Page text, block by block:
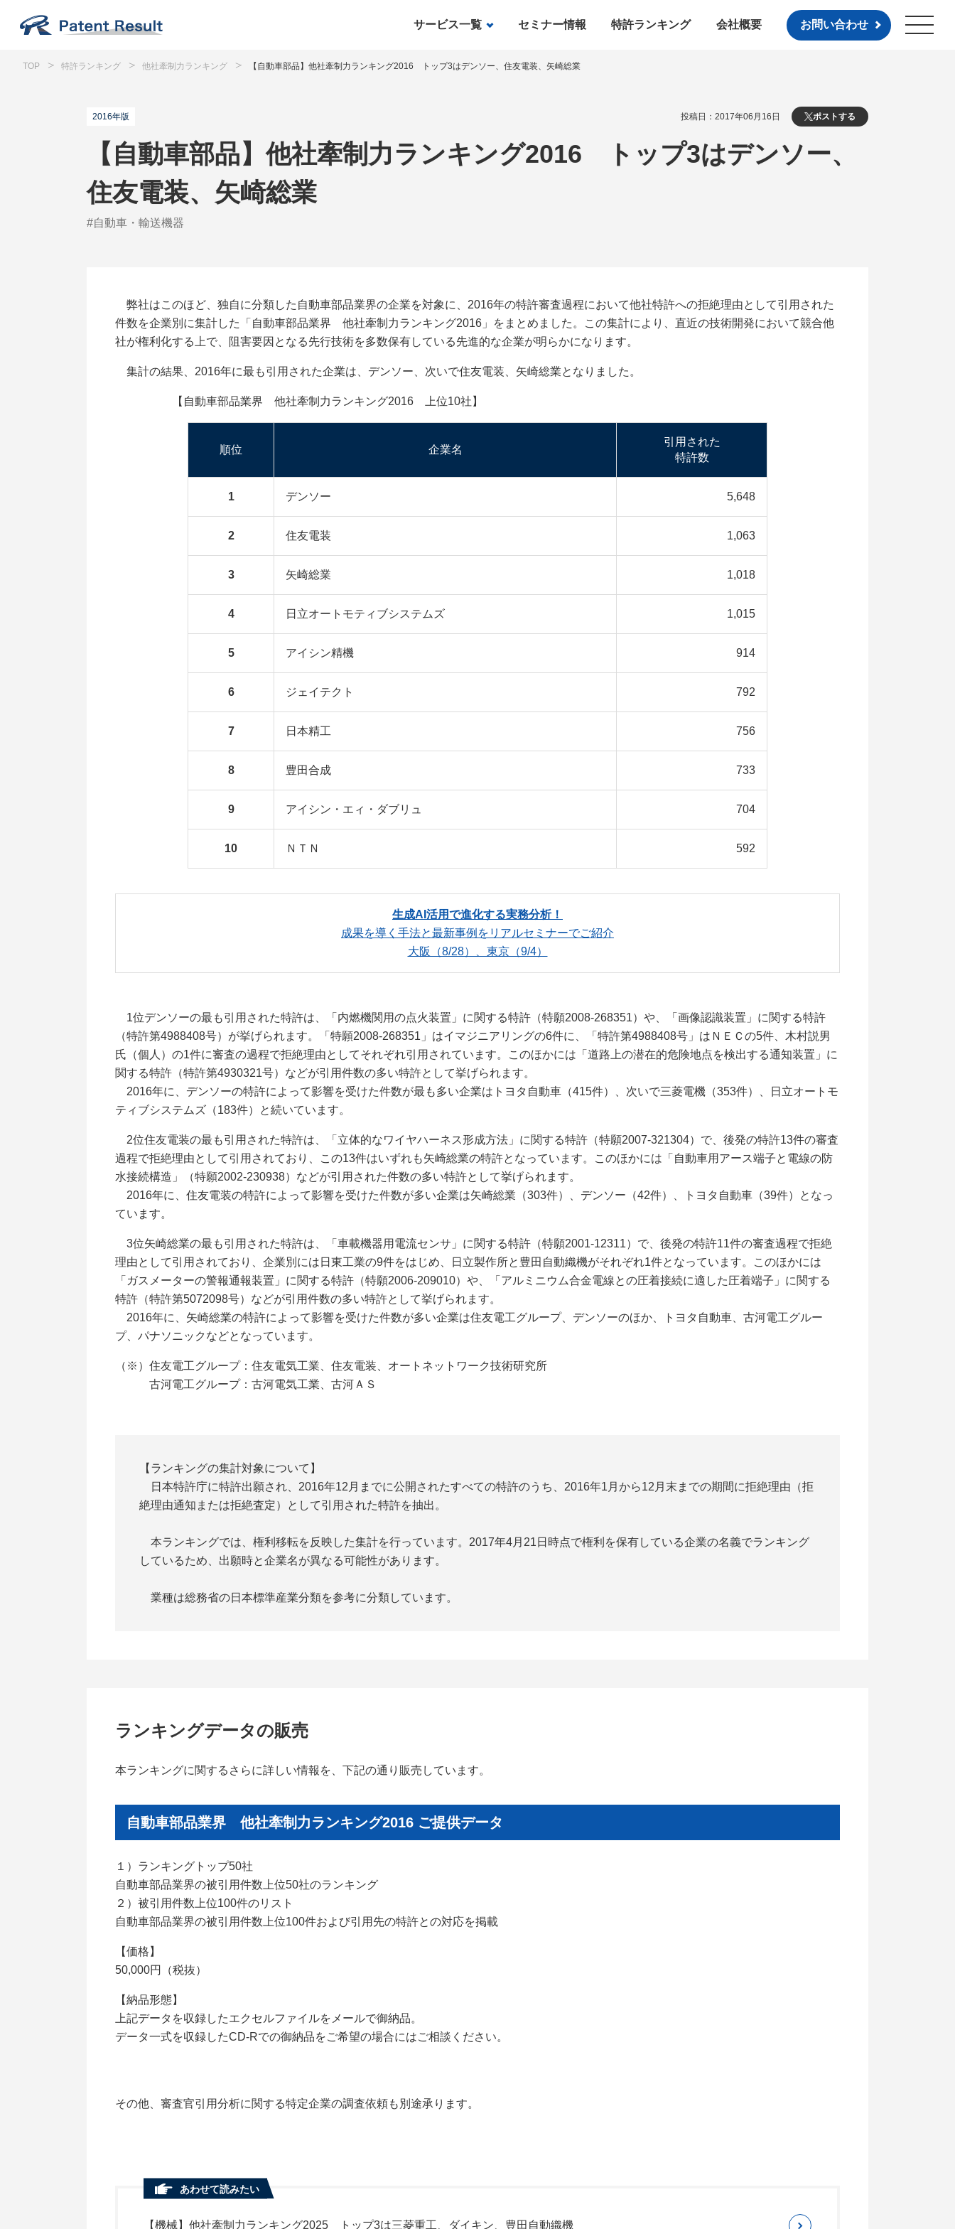
サービス一覧 セミナー情報 特許ランキング 会社概要 お問い合わせ
TOP 特許ランキング 他社牽制力ランキング 【自動車部品】他社牽制力ランキング2016 トップ3はデンソー、住友電装、矢崎総業
2016年版 投稿日：2017年06月16日 ポストする
【自動車部品】他社牽制力ランキング2016 トップ3はデンソー、
住友電装、矢崎総業
#自動車・輸送機器
弊社はこのほど、独自に分類した自動車部品業界の企業を対象に、2016年の特許審査過程において他社特許への拒絶理由として引用された
件数を企業別に集計した「自動車部品業界 他社牽制力ランキング2016」をまとめました。この集計により、直近の技術開発において競合他
社が権利化する上で、阻害要因となる先行技術を多数保有している先進的な企業が明らかになります。
集計の結果、2016年に最も引用された企業は、デンソー、次いで住友電装、矢崎総業となりました。
【自動車部品業界 他社牽制力ランキング2016 上位10社】
順位 企業名
引用された
特許数
1 デンソー 5,648
2 住友電装 1,063
3 矢崎総業 1,018
4 日立オートモティブシステムズ 1,015
5 アイシン精機 914
6 ジェイテクト 792
7 日本精工 756
8 豊田合成 733
9 アイシン・エィ・ダブリュ 704
10 ＮＴＮ 592
生成AI活用で進化する実務分析！
成果を導く手法と最新事例をリアルセミナーでご紹介
大阪（8/28）、東京（9/4）
1位デンソーの最も引用された特許は、「内燃機関用の点火装置」に関する特許（特願2008-268351）や、「画像認識装置」に関する特許
（特許第4988408号）が挙げられます。「特願2008-268351」はイマジニアリングの6件に、「特許第4988408号」はＮＥＣの5件、木村説男
氏（個人）の1件に審査の過程で拒絶理由としてそれぞれ引用されています。このほかには「道路上の潜在的危険地点を検出する通知装置」に
関する特許（特許第4930321号）などが引用件数の多い特許として挙げられます。
2016年に、デンソーの特許によって影響を受けた件数が最も多い企業はトヨタ自動車（415件）、次いで三菱電機（353件）、日立オートモ
ティブシステムズ（183件）と続いています。
2位住友電装の最も引用された特許は、「立体的なワイヤハーネス形成方法」に関する特許（特願2007-321304）で、後発の特許13件の審査
過程で拒絶理由として引用されており、この13件はいずれも矢崎総業の特許となっています。このほかには「自動車用アース端子と電線の防
水接続構造」（特願2002-230938）などが引用された件数の多い特許として挙げられます。
2016年に、住友電装の特許によって影響を受けた件数が多い企業は矢崎総業（303件）、デンソー（42件）、トヨタ自動車（39件）となっ
ています。
3位矢崎総業の最も引用された特許は、「車載機器用電流センサ」に関する特許（特願2001-12311）で、後発の特許11件の審査過程で拒絶
理由として引用されており、企業別には日東工業の9件をはじめ、日立製作所と豊田自動織機がそれぞれ1件となっています。このほかには
「ガスメーターの警報通報装置」に関する特許（特願2006-209010）や、「アルミニウム合金電線との圧着接続に適した圧着端子」に関する
特許（特許第5072098号）などが引用件数の多い特許として挙げられます。
2016年に、矢崎総業の特許によって影響を受けた件数が多い企業は住友電工グループ、デンソーのほか、トヨタ自動車、古河電工グルー
プ、パナソニックなどとなっています。
（※）住友電工グループ：住友電気工業、住友電装、オートネットワーク技術研究所
古河電工グループ：古河電気工業、古河ＡＳ
【ランキングの集計対象について】
日本特許庁に特許出願され、2016年12月までに公開されたすべての特許のうち、2016年1月から12月末までの期間に拒絶理由（拒
絶理由通知または拒絶査定）として引用された特許を抽出。
本ランキングでは、権利移転を反映した集計を行っています。2017年4月21日時点で権利を保有している企業の名義でランキング
しているため、出願時と企業名が異なる可能性があります。
業種は総務省の日本標準産業分類を参考に分類しています。
ランキングデータの販売
本ランキングに関するさらに詳しい情報を、下記の通り販売しています。
自動車部品業界 他社牽制力ランキング2016 ご提供データ
１）ランキングトップ50社
自動車部品業界の被引用件数上位50社のランキング
２）被引用件数上位100件のリスト
自動車部品業界の被引用件数上位100件および引用先の特許との対応を掲載
【価格】
50,000円（税抜）
【納品形態】
上記データを収録したエクセルファイルをメールで御納品。
データ一式を収録したCD-Rでの御納品をご希望の場合にはご相談ください。
その他、審査官引用分析に関する特定企業の調査依頼も別途承ります。
あわせて読みたい
【機械】他社牽制力ランキング2025 トップ3は三菱重工、ダイキン、豊田自動織機